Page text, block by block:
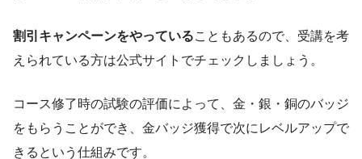
割引キャンペーンをやっていることもあるので、受講を考
えられている方は公式サイトでチェックしましょう。
コース修了時の試験の評価によって、金・銀・銅のバッジ
をもらうことができ、金バッジ獲得で次にレベルアップで
きるという仕組みです。